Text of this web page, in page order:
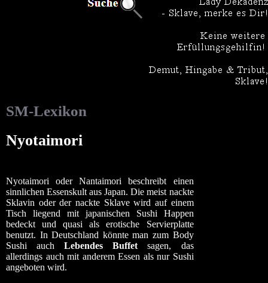
SM-Lexikon
Nyotaimori
Nyotaimori oder Nantaimori beschreibt einen
sinnlichen Essenskult aus Japan. Die meist nackte
Sklavin oder der nackte Sklave wird auf einem
Tisch liegend mit japanischen Sushi Happen
bedeckt und quasi als erotische Servierplatte
benutzt. In Deutschland könnte man zum Body
Sushi auchLebendes Buffet sagen, das
allerdings auch mit anderem Essen als nur Sushi
angeboten wird.